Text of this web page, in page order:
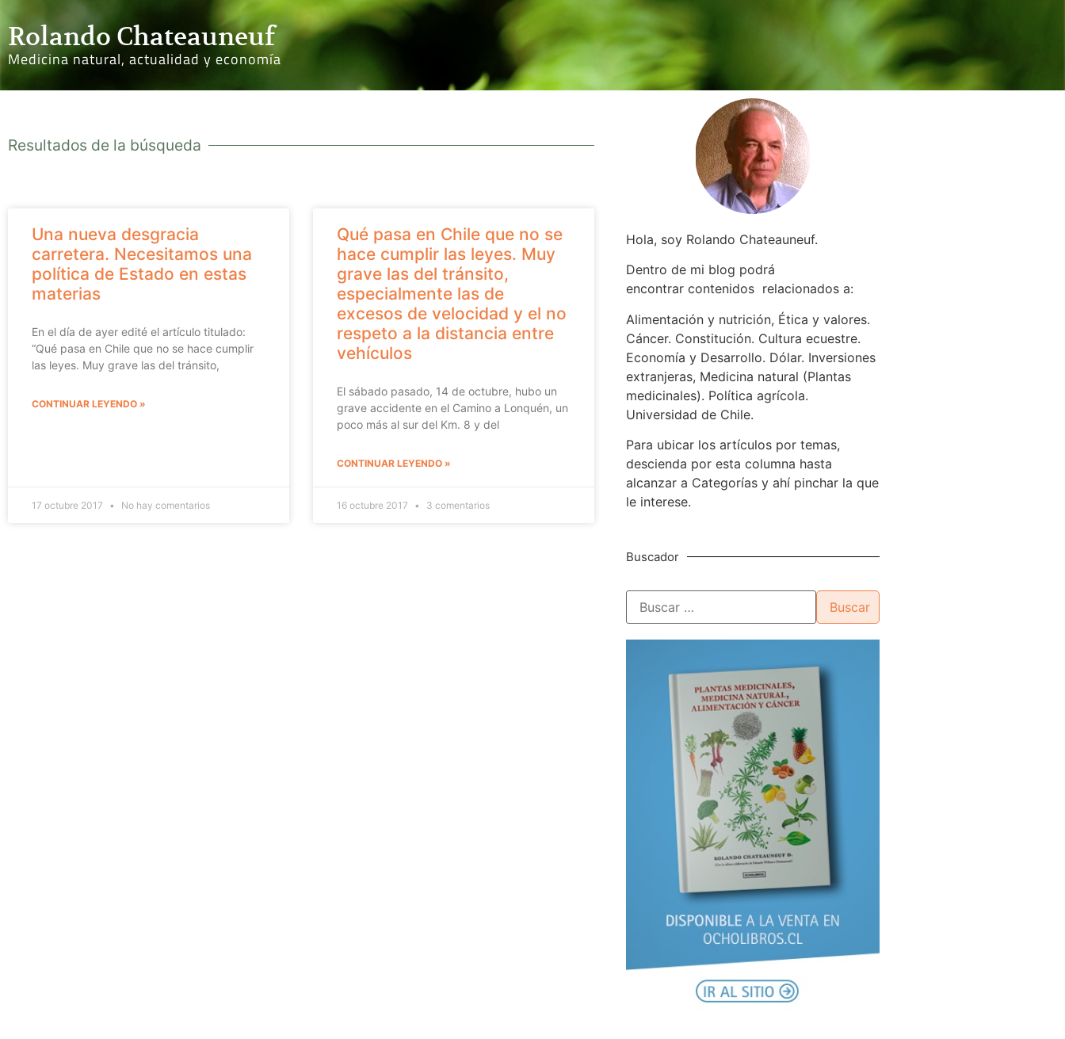
Rolando Chateauneuf
Medicina natural, actualidad y economía
Resultados de la búsqueda
Una nueva desgracia
carretera. Necesitamos una
política de Estado en estas
materias
En el día de ayer edité el artículo titulado:
“Qué pasa en Chile que no se hace cumplir
las leyes. Muy grave las del tránsito,
CONTINUAR LEYENDO »
17 octubre 2017 No hay comentarios
Qué pasa en Chile que no se
hace cumplir las leyes. Muy
grave las del tránsito,
especialmente las de
excesos de velocidad y el no
respeto a la distancia entre
vehículos
El sábado pasado, 14 de octubre, hubo un
grave accidente en el Camino a Lonquén, un
poco más al sur del Km. 8 y del
CONTINUAR LEYENDO »
16 octubre 2017 3 comentarios
Hola, soy Rolando Chateauneuf.
Dentro de mi blog podrá
encontrar contenidos relacionados a:
Alimentación y nutrición, Ética y valores.
Cáncer. Constitución. Cultura ecuestre.
Economía y Desarrollo. Dólar. Inversiones
extranjeras, Medicina natural (Plantas
medicinales). Política agrícola.
Universidad de Chile.
Para ubicar los artículos por temas,
descienda por esta columna hasta
alcanzar a Categorías y ahí pinchar la que
le interese.
Buscador